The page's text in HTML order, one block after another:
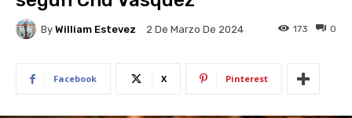
By William Estevez 2 De Marzo De 2024 0
173
Facebook X Pinterest